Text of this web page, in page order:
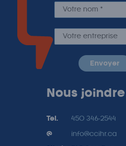
envoyer
Nous joindre
Tel. 450 346-2544
@ info@ccihr.ca